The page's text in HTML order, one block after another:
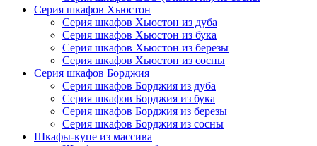
Серия шкафов Хьюстон
Серия шкафов Хьюстон из дуба
Серия шкафов Хьюстон из бука
Серия шкафов Хьюстон из березы
Серия шкафов Хьюстон из сосны
Серия шкафов Борджия
Серия шкафов Борджия из дуба
Серия шкафов Борджия из бука
Серия шкафов Борджия из березы
Серия шкафов Борджия из сосны
Шкафы-купе из массива